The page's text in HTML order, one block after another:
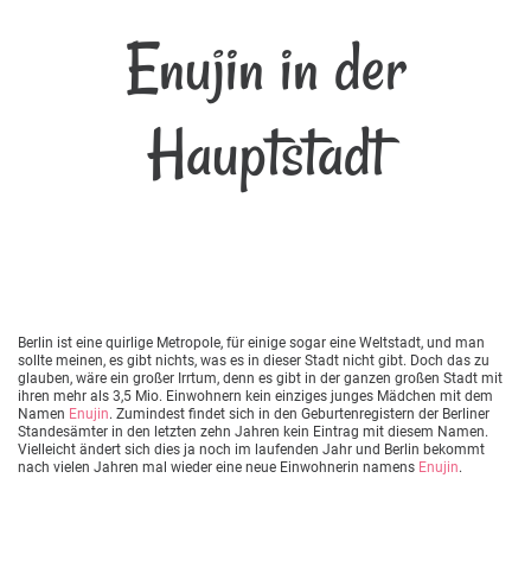
Enujin in der
Hauptstadt
Berlin ist eine quirlige Metropole, für einige sogar eine Weltstadt, und man
sollte meinen, es gibt nichts, was es in dieser Stadt nicht gibt. Doch das zu
glauben, wäre ein großer Irrtum, denn es gibt in der ganzen großen Stadt mit
ihren mehr als 3,5 Mio. Einwohnern kein einziges junges Mädchen mit dem
Namen Enujin. Zumindest findet sich in den Geburtenregistern der Berliner
Standesämter in den letzten zehn Jahren kein Eintrag mit diesem Namen.
Vielleicht ändert sich dies ja noch im laufenden Jahr und Berlin bekommt
nach vielen Jahren mal wieder eine neue Einwohnerin namens Enujin.